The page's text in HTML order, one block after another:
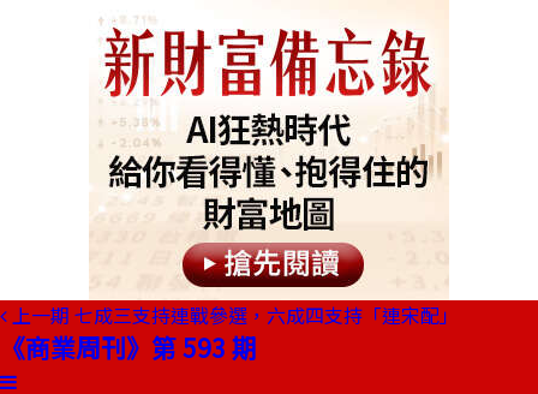
上一期 七成三支持連戰參選，六成四支持「連宋配」
《商業周刊》第 593 期